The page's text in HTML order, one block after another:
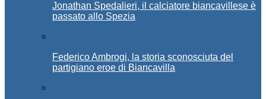
Jonathan Spedalieri, il calciatore biancavillese è
passato allo Spezia
Federico Ambrogi, la storia sconosciuta del
partigiano eroe di Biancavilla